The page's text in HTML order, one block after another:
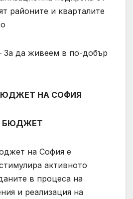
районите и кварталите
За да живеем в по-добър
НА СОФИЯ​​
БЮДЖЕТ
на София е
активното
в процеса на
и реализация на